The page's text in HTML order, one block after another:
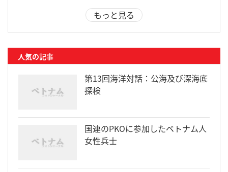
もっと見る
人気の記事
第13回海洋対話：公海及び深海底
探検
国連のPKOに参加したベトナム人
女性兵士